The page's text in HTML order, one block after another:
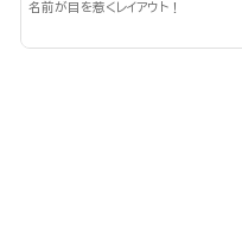
名前が目を惹くレイアウト！